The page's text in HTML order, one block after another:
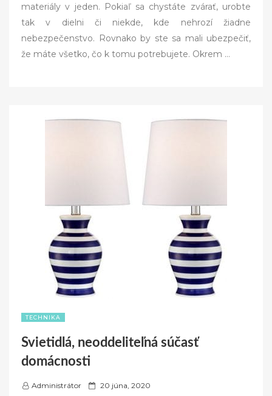
t
e
o
materiály v jeden. Pokiaľ sa chystáte zvárať, urobte
tak v dielni či niekde, kde nehrozí žiadne
nebezpečenstvo. Rovnako by ste sa mali ubezpečiť,
že máte všetko, čo k tomu potrebujete. Okrem …
TECHNIKA
Svietidlá, neoddeliteľná súčasť
domácnosti
Administrátor
P 20 júna, 2020